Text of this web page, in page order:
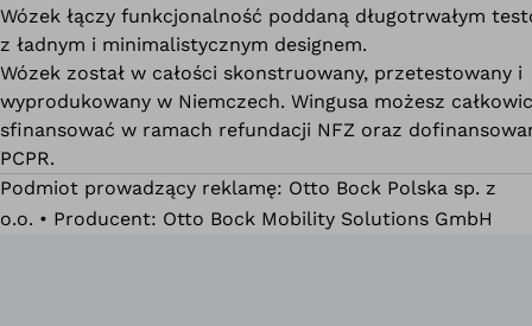
Wózek łączy funkcjonalność poddaną długotrwałym
z ładnym i minimalistycznym designem.
Wózek został w całości skonstruowany, przetestowany i
wyprodukowany w Niemczech. Wingusa możesz
sfinansować w ramach refundacji NFZ oraz
PCPR.
Podmiot prowadzący reklamę: Otto Bock Polska sp. z
o.o. • Producent: Otto Bock Mobility Solutions GmbH